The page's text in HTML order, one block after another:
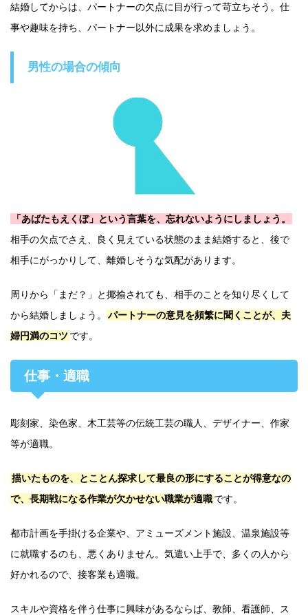
結婚してからは、パートナーの欠点に目が行って苛立ちそう。仕
事や趣味を持ち、パートナー以外に成果を求めましょう。
男性の場合の傾向
「あばたもえくぼ」という言葉を、忘れないようにしましょう。
相手の欠点でさえ、良く見えている状態のまま結婚すると、後で
相手にがっかりして、離婚しそうな気配があります。
周りから「まだ？」と揶揄されても、相手のことを知り尽くして
から結婚しましょう。
パートナーの意見を頻繁に聞くことが、夫
婦円満のコツ です。
仕事・適職
彫刻家、染色家、木工芸等の伝統工芸の職人、デザイナー、作家
等が適職。
描いたものを、とことん探求して最良の形にすることが得意なの
で、長期戦になる作業が欠かせない職業が適職です。
都市計画を手掛ける企業や、アミューズメント施設、温泉施設等
に就職するのも、悪くありません。気遣い上手で、多くの人から
好かれるので、接客業も適職。
スキルや資格を伴う仕事に興味があるならば、教師、看護師、ス